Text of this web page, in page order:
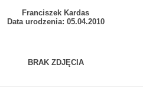
Franciszek Kardas
Data urodzenia: 05.04.2010
BRAK ZDJĘCIA